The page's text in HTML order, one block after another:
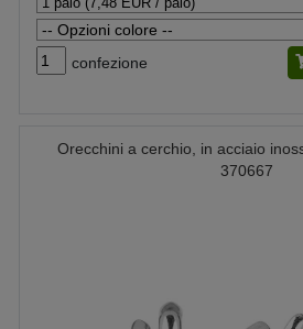
confezione
Orecchini a cerchio, in acciaio
370667